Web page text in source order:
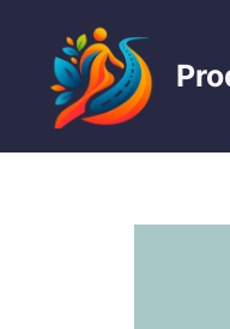
conteúdo